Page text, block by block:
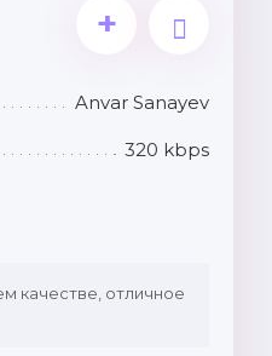
+
Anvar Sanayev
320 kbps
качестве, отличное